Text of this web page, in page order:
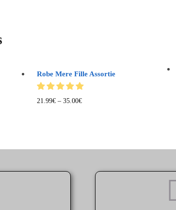
Robe Mere Fille Assortie
21.99€ – 35.00€